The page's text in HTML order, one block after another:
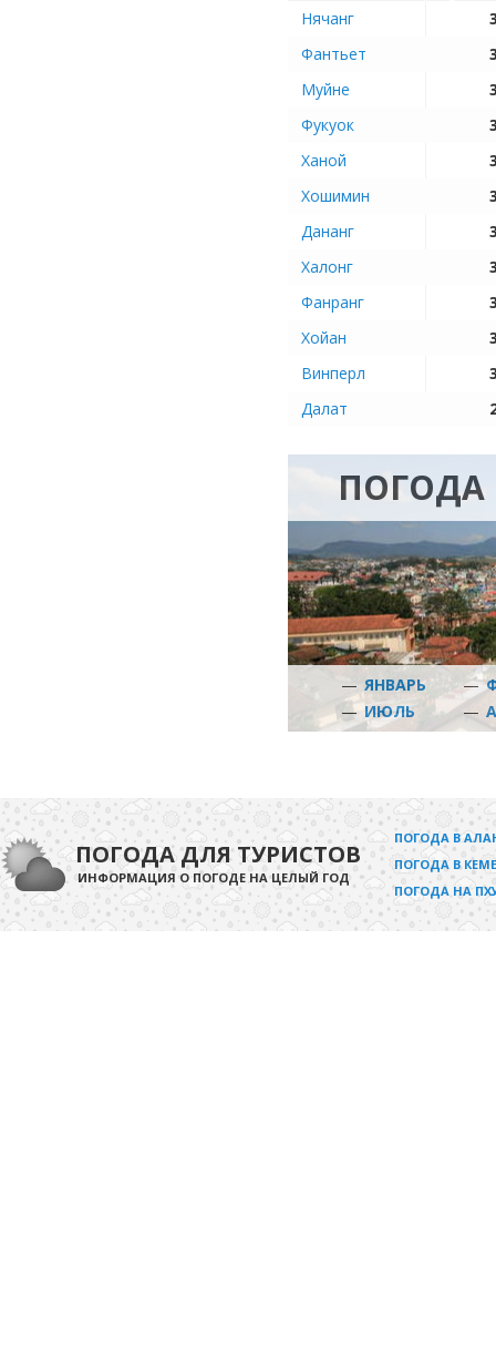
Нячанг
Фантьет
Муйне
Фукуок
Ханой
Хошимин
Дананг
Халонг
Фанранг
Хойан
Винперл
Далат
ПОГОДА
— ЯНВАРЬ —
— ИЮЛЬ —
ПОГОДА ДЛЯ ТУРИСТОВ
ИНФОРМАЦИЯ О ПОГОДЕ НА ЦЕЛЫЙ ГОД
ПОГОДА В
ПОГОДА В
ПОГОДА НА